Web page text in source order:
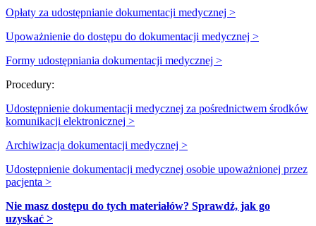
Opłaty za udostępnianie dokumentacji medycznej >
Upoważnienie do dostępu do dokumentacji medycznej >
Formy udostępniania dokumentacji medycznej >
Procedury:
Udostępnienie dokumentacji medycznej za pośrednictwem środków
komunikacji elektronicznej >
Archiwizacja dokumentacji medycznej >
Udostępnienie dokumentacji medycznej osobie upoważnionej przez
pacjenta >
Nie masz dostępu do tych materiałów? Sprawdź, jak go
uzyskać >